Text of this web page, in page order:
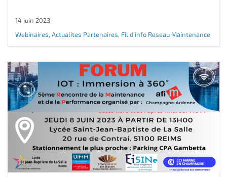
14 juin 2023
Webinaires, Actualites Partenaires, Fil d'info Reseau Maintenance